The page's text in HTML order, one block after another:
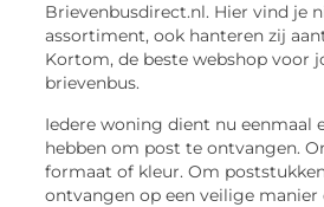
Brievenbusdirect.nl. Hier vind je
assortiment, ook hanteren zij
Kortom, de beste webshop voor
brievenbus.
Iedere woning dient nu eenmaal
hebben om post te ontvangen.
formaat of kleur. Om
ontvangen op een veilige manier